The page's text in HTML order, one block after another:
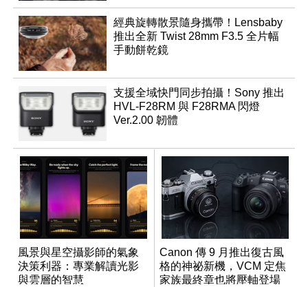
經典旋轉散景隨身攜帶！Lensbaby
推出全新 Twist 28mm F3.5 全片幅
手動餅乾鏡
支援全域快門同步拍攝！Sony 推出
HVL-F28RM 與 F28RMA 閃燈
Ver.2.00 韌體
風景與星空攝影師的氣象
決策利器：專業解讀光影
與雲層的智慧
Canon 傳 9 月推出復古風
格的神祕新機，VCM 定焦
家族最終章也將壓軸登場